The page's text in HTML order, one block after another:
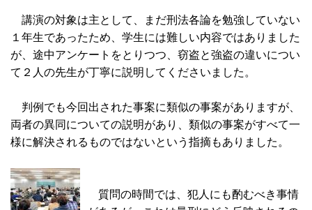
講演の対象は主として、まだ刑法各論を勉強していない
１年生であったため、学生には難しい内容ではありました
が、途中アンケートをとりつつ、窃盗と強盗の違いについ
て２人の先生が丁寧に説明してくださいました。
判例でも今回出された事案に類似の事案がありますが、
両者の異同についての説明があり、類似の事案がすべて一
様に解決されるものではないという指摘もありました。
質問の時間では、犯人にも酌むべき事情